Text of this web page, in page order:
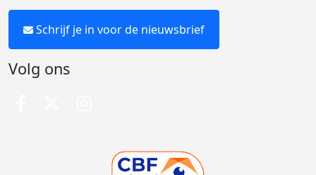
Schrijf je in voor de nieuwsbrief
Volg ons